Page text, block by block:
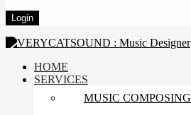
HOME
SERVICES
MUSIC COMPOSING